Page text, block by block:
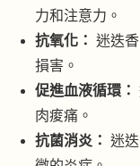
力和注意力。
抗氧化： 迷迭
損害。
促進血液循環：
肉痠痛。
抗菌消炎： 迷